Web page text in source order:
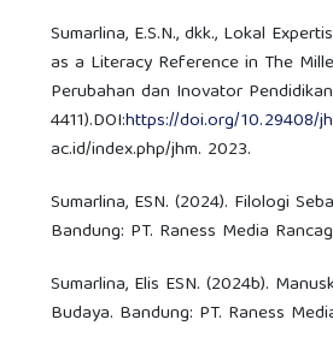
Sumarlina, E.S.N., dkk., Lokal
as a Literacy Reference in The
Perubahan dan Inovator
4411).DOI:https://doi.org/10.29408/
ac.id/index.php/jhm. 2023.
Sumarlina, ESN. (2024). Filologi
Bandung: PT. Raness Media
Sumarlina, Elis ESN. (2024b).
Budaya. Bandung: PT. Raness